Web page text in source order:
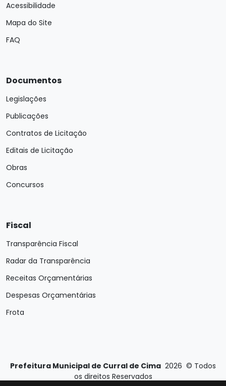
Acessibilidade
Mapa do Site
FAQ
Documentos
Legislações
Publicações
Contratos de Licitação
Editais de Licitação
Obras
Concursos
Fiscal
Transparência Fiscal
Radar da Transparência
Receitas Orçamentárias
Despesas Orçamentárias
Frota
Prefeitura Municipal de Curral de Cima 2026 © Todos
os direitos Reservados